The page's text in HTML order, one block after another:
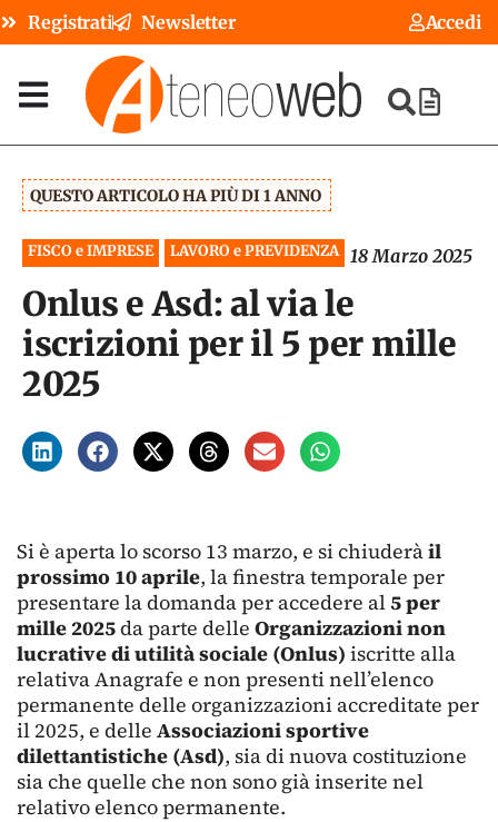
Registrati Newsletter Accedi
QUESTO ARTICOLO HA PIÙ DI 1 ANNO
FISCO e IMPRESE LAVORO e PREVIDENZA 18 Marzo 2025
Onlus e Asd: al via le
iscrizioni per il 5 per mille
2025
Si è aperta lo scorso 13 marzo, e si chiuderàil
prossimo 10 aprile, la finestra temporale per
presentare la domanda per accedere al5 per
mille 2025da parte delle Organizzazioni non
lucrative di utilità sociale (Onlus) iscritte alla
relativa Anagrafe e non presenti nell’elenco
permanente delle organizzazioni accreditate per
il 2025, e delle Associazioni sportive
dilettantistiche (Asd), sia di nuova costituzione
sia che quelle che non sono già inserite nel
relativo elenco permanente.